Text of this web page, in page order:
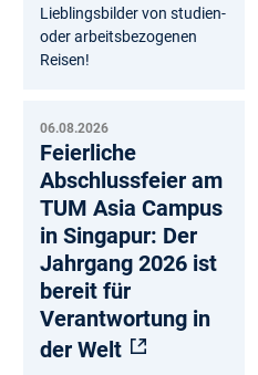
Lieblingsbilder von studien-
oder arbeitsbezogenen
Reisen!
06.08.2026
Feierliche
Abschlussfeier am
TUM Asia Campus
in Singapur: Der
Jahrgang 2026 ist
bereit für
Verantwortung in
der Welt